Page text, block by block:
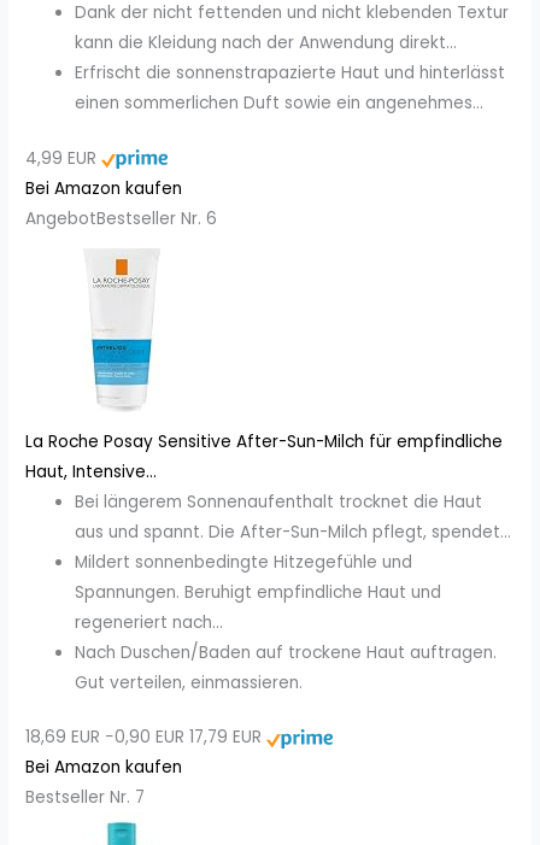
Dank der nicht fettenden und nicht klebenden Textur
kann die Kleidung nach der Anwendung direkt...
Erfrischt die sonnenstrapazierte Haut und hinterlässt
einen sommerlichen Duft sowie ein angenehmes...
4,99 EUR
Bei Amazon kaufen
AngebotBestseller Nr. 6
La Roche Posay Sensitive After-Sun-Milch für empfindliche
Haut, Intensive...
Bei längerem Sonnenaufenthalt trocknet die Haut
aus und spannt. Die After-Sun-Milch pflegt, spendet...
Mildert sonnenbedingte Hitzegefühle und
Spannungen. Beruhigt empfindliche Haut und
regeneriert nach...
Nach Duschen/Baden auf trockene Haut auftragen.
Gut verteilen, einmassieren.
18,69 EUR −0,90 EUR 17,79 EUR
Bei Amazon kaufen
Bestseller Nr. 7